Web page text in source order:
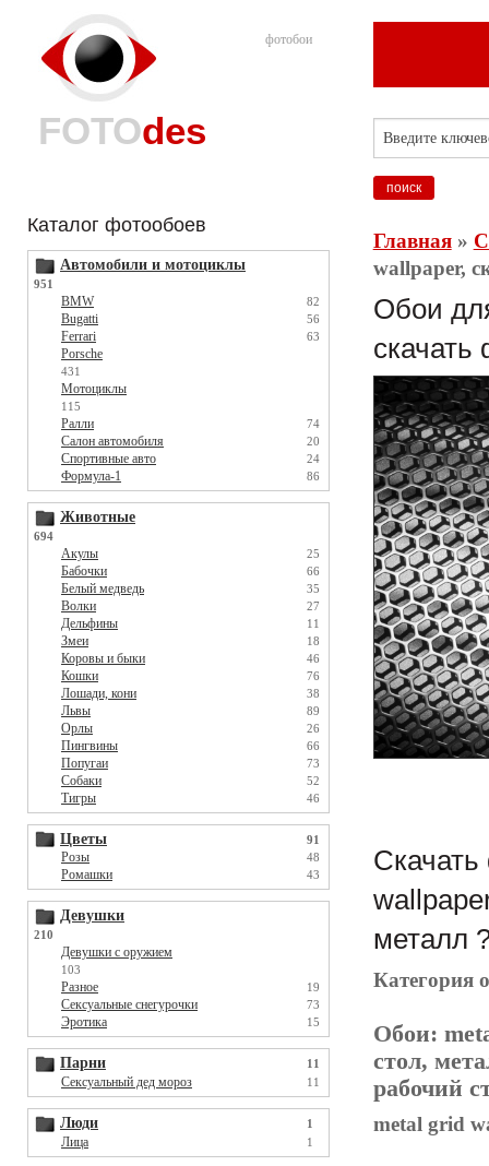
фотобои
FOTOdes
Каталог фотообоев
Автомобили и мотоциклы
951
BMW 82
Bugatti 56
Ferrari 63
Porsche
431
Мотоциклы
115
Ралли 74
Салон автомобиля 20
Спортивные авто 24
Формула-1 86
Животные
694
Акулы 25
Бабочки 66
Белый медведь 35
Волки 27
Дельфины 11
Змеи 18
Коровы и быки 46
Кошки 76
Лошади, кони 38
Львы 89
Орлы 26
Пингвины 66
Попугаи 73
Собаки 52
Тигры 46
Цветы 91
Розы 48
Ромашки 43
Девушки
210
Девушки с оружием
103
Разное 19
Сексуальные снегурочки 73
Эротика 15
Парни 11
Сексуальный дед мороз 11
Люди 1
Лица 1
Главная»
wallpaper,
Обои
скачать
Скачать
металл
Категория
Обои:
стол,
рабочий
metal grid